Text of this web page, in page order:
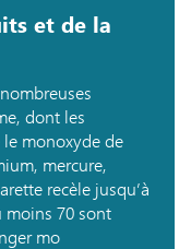
et de la
dont les
monoxyde de
mercure,
recèle jusqu’à
moins 70 sont
mo